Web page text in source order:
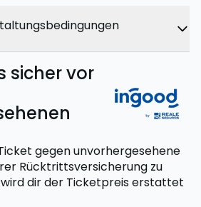
sicher vor
gegen unvorhergesehene
Rücktrittsversicherung zu
dir der Ticketpreis erstattet